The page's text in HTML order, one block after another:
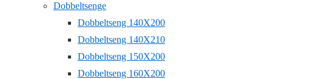
Dobbeltsenge
Dobbeltseng 140X200
Dobbeltseng 140X210
Dobbeltseng 150X200
Dobbeltseng 160X200